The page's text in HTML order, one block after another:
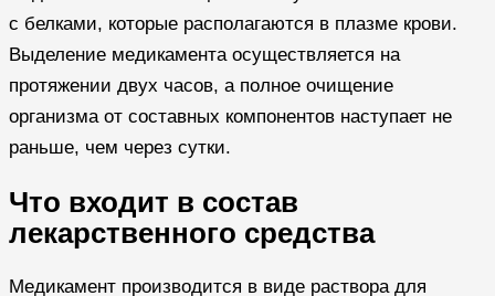
с белками, которые располагаются в плазме крови.
Выделение медикамента осуществляется на
протяжении двух часов, а полное очищение
организма от составных компонентов наступает не
раньше, чем через сутки.
Что входит в состав
лекарственного средства
Медикамент производится в виде раствора для